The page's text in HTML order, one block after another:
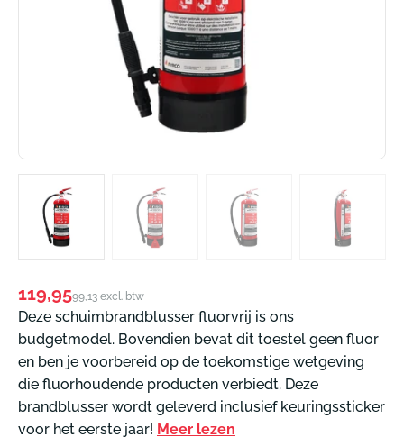
Normale
prijs
119,9599,13 excl. btw
Deze schuimbrandblusser fluorvrij is ons
budgetmodel. Bovendien bevat dit toestel geen fluor
en ben je voorbereid op de toekomstige wetgeving
die fluorhoudende producten verbiedt. Deze
brandblusser wordt geleverd inclusief keuringssticker
voor het eerste jaar! Meer lezen